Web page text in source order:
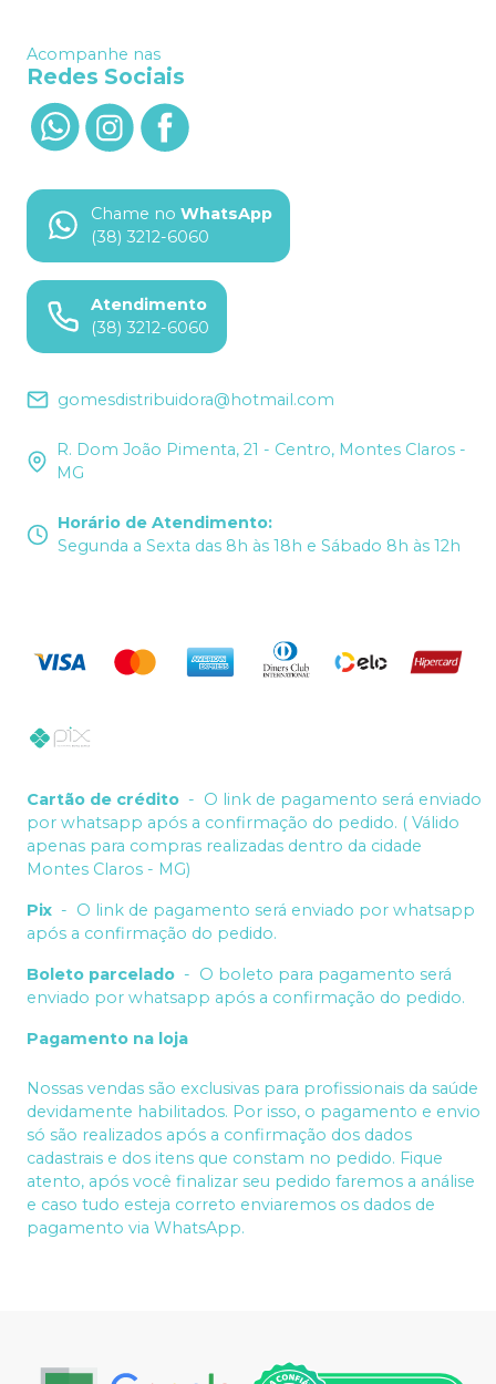
Acompanhe nas
Redes Sociais
Chame no WhatsApp
(38) 3212-6060
Atendimento
(38) 3212-6060
gomesdistribuidora@hotmail.com
R. Dom João Pimenta, 21 - Centro, Montes Claros -
MG
Horário de Atendimento:
Segunda a Sexta das 8h às 18h e Sábado 8h às 12h
Cartão de crédito - O link de pagamento será enviado
por whatsapp após a confirmação do pedido. ( Válido
apenas para compras realizadas dentro da cidade
Montes Claros - MG)
Pix - O link de pagamento será enviado por whatsapp
após a confirmação do pedido.
Boleto parcelado - O boleto para pagamento será
enviado por whatsapp após a confirmação do pedido.
Pagamento na loja
Nossas vendas são exclusivas para profissionais da saúde
devidamente habilitados. Por isso, o pagamento e envio
só são realizados após a confirmação dos dados
cadastrais e dos itens que constam no pedido. Fique
atento, após você finalizar seu pedido faremos a análise
e caso tudo esteja correto enviaremos os dados de
pagamento via WhatsApp.